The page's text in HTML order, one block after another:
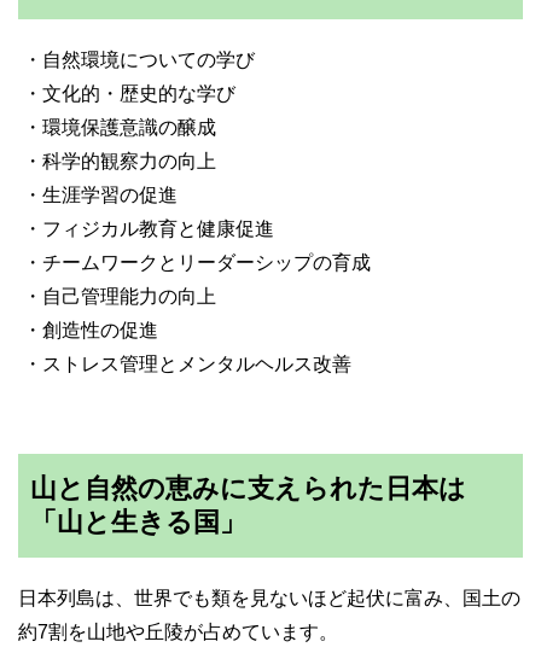
・自然環境についての学び
・文化的・歴史的な学び
・環境保護意識の醸成
・科学的観察力の向上
・生涯学習の促進
・フィジカル教育と健康促進
・チームワークとリーダーシップの育成
・自己管理能力の向上
・創造性の促進
・ストレス管理とメンタルヘルス改善
山と自然の恵みに支えられた日本は
「山と生きる国」
日本列島は、世界でも類を見ないほど起伏に富み、国土の
約7割を山地や丘陵が占めています。